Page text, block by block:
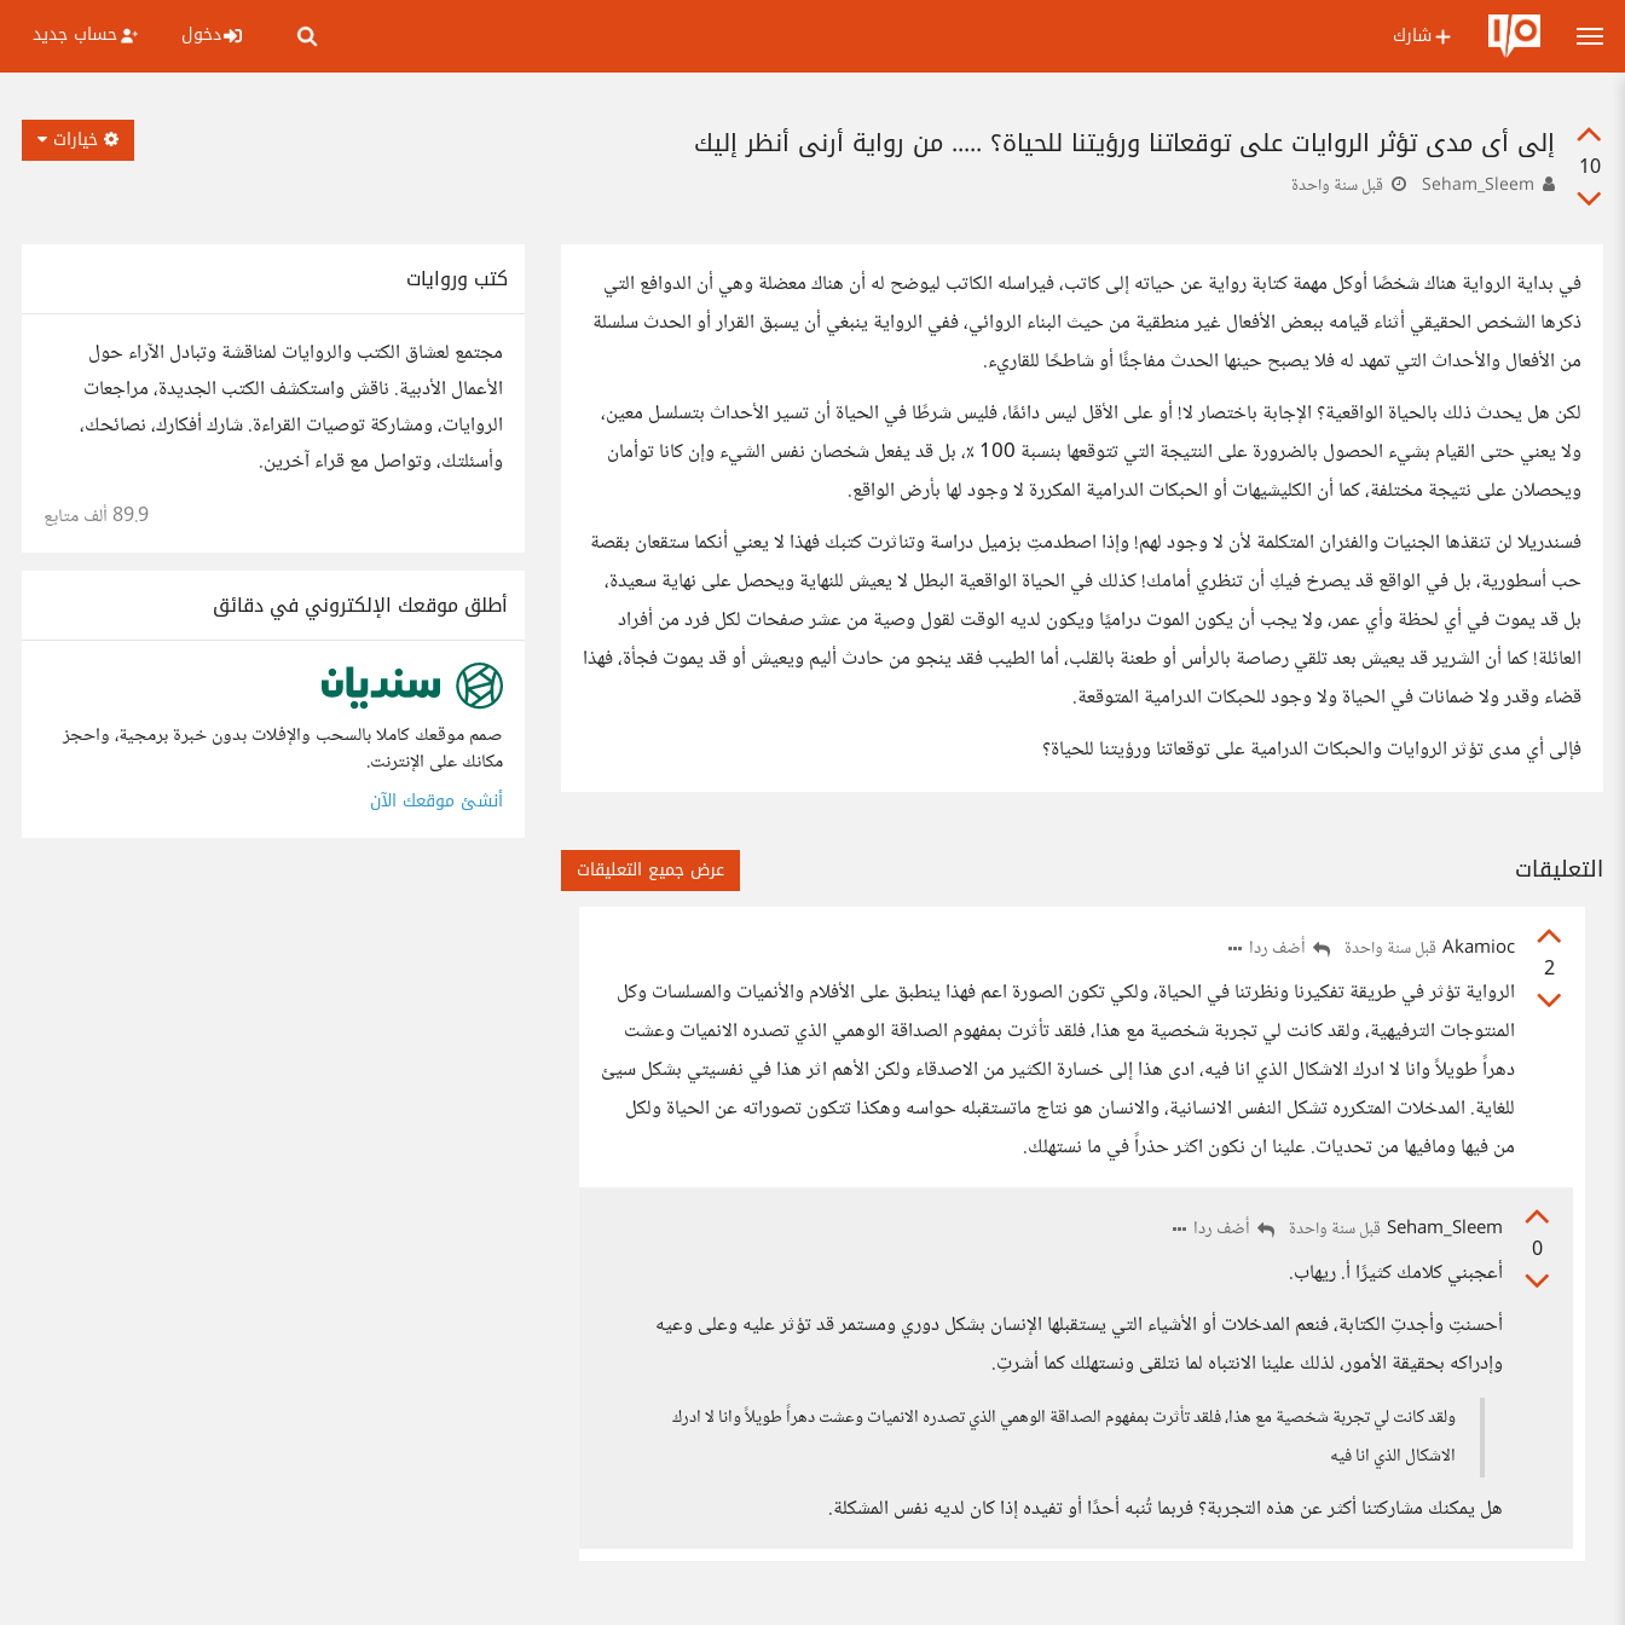
شارك دخول حساب جديد
10
إلى أي مدى تؤثر الروايات على توقعاتنا ورؤيتنا للحياة؟ ..... من رواية أرني أنظر إليك
قبل سنة واحدة
خيارات
في بداية الرواية هناك شخصًا أوكل مهمة كتابة رواية عن حياته إلى كاتب، فيراسله الكاتب ليوضح له أن هناك معضلة وهي أن الدوافع التي
ذكرها الشخص الحقيقي أثناء قيامه ببعض الأفعال غير منطقية من حيث البناء الروائي، ففي الرواية ينبغي أن يسبق القرار أو الحدث سلسلة
من الأفعال والأحداث التي تمهد له فلا يصبح حينها الحدث مفاجئًا أو شاطحًا للقاريء.
لكن هل يحدث ذلك بالحياة الواقعية؟ الإجابة باختصار لا! أو على الأقل ليس دائمًا، فليس شرطًا في الحياة أن تسير الأحداث بتسلسل معين،
ولا يعني حتى القيام بشيء الحصول بالضرورة على النتيجة التي تتوقعها بنسبة 100 ٪، بل قد يفعل شخصان نفس الشيء وإن كانا توأمان
ويحصلان على نتيجة مختلفة، كما أن الكليشيهات أو الحبكات الدرامية المكررة لا وجود لها بأرض الواقع.
فسندريلا لن تنقذها الجنيات والفئران المتكلمة لأن لا وجود لهم! وإذا اصطدمتِ بزميل دراسة وتناثرت كتبك فهذا لا يعني أنكما ستقعان بقصة
حب أسطورية، بل في الواقع قد يصرخ فيكِ أن تنظري أمامك! كذلك في الحياة الواقعية البطل لا يعيش للنهاية ويحصل على نهاية سعيدة،
بل قد يموت في أي لحظة وأي عمر، ولا يجب أن يكون الموت دراميًا ويكون لديه الوقت لقول وصية من عشر صفحات لكل فرد من أفراد
العائلة! كما أن الشرير قد يعيش بعد تلقي رصاصة بالرأس أو طعنة بالقلب، أما الطيب فقد ينجو من حادث أليم ويعيش أو قد يموت فجأة، فهذا
قضاء وقدر ولا ضمانات في الحياة ولا وجود للحبكات الدرامية المتوقعة.
فإلى أي مدى تؤثر الروايات والحبكات الدرامية على توقعاتنا ورؤيتنا للحياة؟
التعليقات عرض جميع التعليقات
2
Akamioc قبل سنة واحدة أضف ردا
الرواية تؤثر في طريقة تفكيرنا ونظرتنا في الحياة، ولكي تكون الصورة اعم فهذا ينطبق على الأفلام والأنميات والمسلسات وكل
المنتوجات الترفيهية، ولقد كانت لي تجربة شخصية مع هذا، فلقد تأثرت بمفهوم الصداقة الوهمي الذي تصدره الانميات وعشت
دهراً طويلاََ وانا لا ادرك الاشكال الذي انا فيه، ادى هذا إلى خسارة الكثير من الاصدقاء ولكن الأهم اثر هذا في نفسيتي بشكل سيئ
للغاية. المدخلات المتكرره تشكل النفس الانسانية، والانسان هو نتاج ماتستقبله حواسه وهكذا تتكون تصوراته عن الحياة ولكل
من فيها ومافيها من تحديات. علينا ان نكون اكثر حذراً في ما نستهلك.
0
Seham_Sleem قبل سنة واحدة أضف ردا
أعجبني كلامك كثيرًا أ. ريهاب.
أحسنتِ وأجدتِ الكتابة، فنعم المدخلات أو الأشياء التي يستقبلها الإنسان بشكل دوري ومستمر قد تؤثر عليه وعلى وعيه
وإدراكه بحقيقة الأمور، لذلك علينا الانتباه لما نتلقى ونستهلك كما أشرتِ.
ولقد كانت لي تجربة شخصية مع هذا، فلقد تأثرت بمفهوم الصداقة الوهمي الذي تصدره الانميات وعشت دهراً طويلاََ وانا لا ادرك
الاشكال الذي انا فيه
هل يمكنك مشاركتنا أكثر عن هذه التجربة؟ فربما تُنبه أحدًا أو تفيده إذا كان لديه نفس المشكلة.
كتب وروايات
مجتمع لعشاق الكتب والروايات لمناقشة وتبادل الآراء حول
الأعمال الأدبية. ناقش واستكشف الكتب الجديدة، مراجعات
الروايات، ومشاركة توصيات القراءة. شارك أفكارك، نصائحك،
وأسئلتك، وتواصل مع قراء آخرين.
89.9 ألف متابع
أطلق موقعك الإلكتروني في دقائق
صمم موقعك كاملا بالسحب والإفلات بدون خبرة برمجية، واحجز
مكانك على الإنترنت.
أنشئ موقعك الآن